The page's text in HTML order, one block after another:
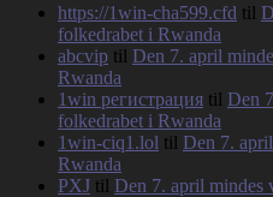
https://1win-cha599.cfd til
folkedrabet i Rwanda
abcvip til Den 7. april
Rwanda
1win регистрация til Den
folkedrabet i Rwanda
1win-ciq1.lol til Den 7.
Rwanda
PXJ til Den 7. april mindes